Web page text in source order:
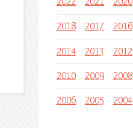
2022 2021 2020
2018 2017 2016
2014 2013 2012
2010 2009 2008
2006 2005 2004